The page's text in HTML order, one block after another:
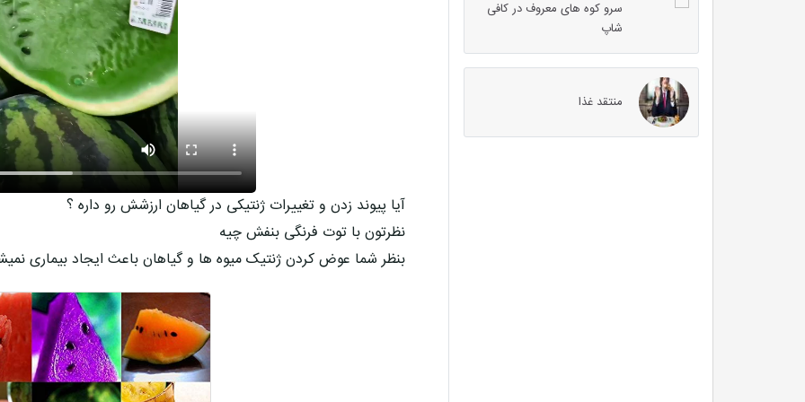
سرو کوه های معروف در کافی
شاپ
منتقد غذا
آیا پیوند زدن و تغییرات ژنتیکی در گیاهان ارزشش رو داره ؟
نظرتون با توت فرنگی بنفش چیه
بنظر شما عوض کردن ژنتیک میوه ها و گیاهان باعث ایجاد بیماری